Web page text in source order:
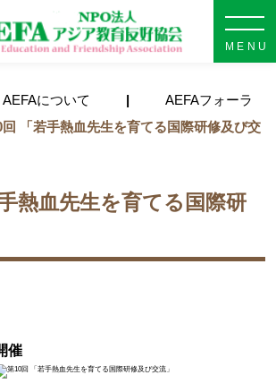
AEFAについて
AEFAフォーラ
回 「若手熱血先生を育てる国際研修及び交
熱血先生を育てる国際研
催